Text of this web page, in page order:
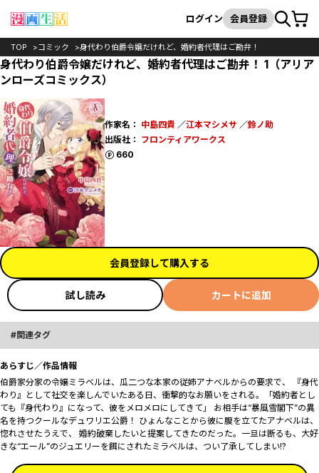
検索
ログイン 会員登録カート
TOP コミック 身代わり伯爵令嬢だけれど、婚約者代理はご勘弁！
身代わり伯爵令嬢だけれど、婚約者代理はご勘弁！ 1（アリア
ンローズコミックス）
作家名： 中島四貴／江本マシメサ／鈴ノ助
出版社： フロンティアワークス
660
ポイント
会員登録して購入する
試し読み カートに追加
関連タグ
あらすじ／作品情報
伯爵家分家の令嬢ミラベルは、瓜二つな本家の従姉アナベルからの要求で、 『身代
わり』として社交を楽しんでいたある日、衝撃的なお願いをされる。「婚約者とし
ても『身代わり』になって、彼をメロメロにしてきて」 お相手は“暴風雪閣下”の異
名を持つクールなデュワリエ公爵！ ひょんなことから彼に腹を立てたアナベルは、
惚れさせたうえで、 婚約破棄したいと提案してきたのだった。一旦は断るも、大好
きな“エール”のジュエリーを餌にされたミラベルは、つい了承してしまい!?